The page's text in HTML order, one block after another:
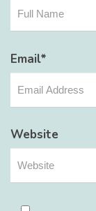
Email*
Website